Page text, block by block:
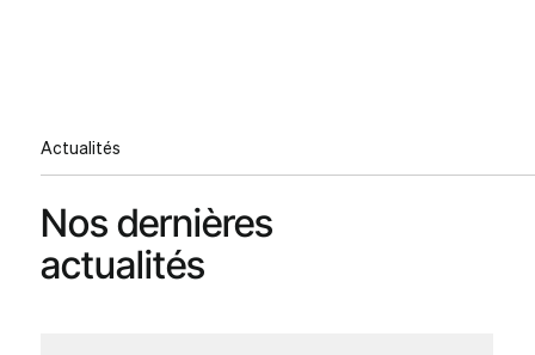
Actualités
Nos dernières
actualités